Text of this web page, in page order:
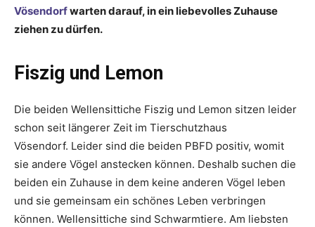
Vösendorfwarten darauf, in ein liebevolles Zuhause
ziehen zu dürfen.
Fiszig und Lemon
Die beiden Wellensittiche Fiszig und Lemon sitzen leider
schon seit längerer Zeit im Tierschutzhaus
Vösendorf. Leider sind die beiden PBFD positiv, womit
sie andere Vögel anstecken können. Deshalb suchen die
beiden ein Zuhause in dem keine anderen Vögel leben
und sie gemeinsam ein schönes Leben verbringen
können. Wellensittiche sind Schwarmtiere. Am liebsten